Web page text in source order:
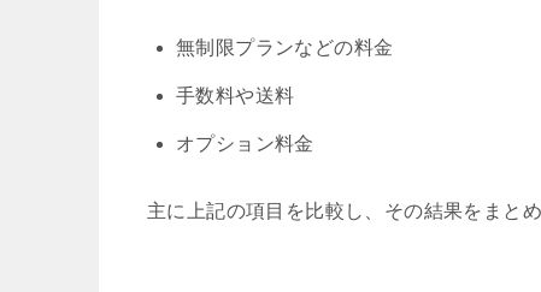
無制限プランなどの料金
手数料や送料
オプション料金
主に上記の項目を比較し、その結果をまと